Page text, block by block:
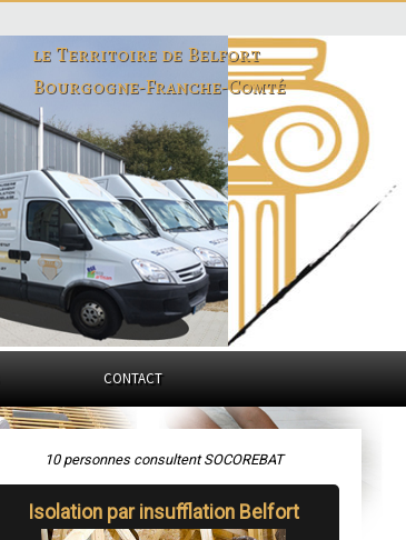
le Territoire de Belfort
Bourgogne-Franche-Comté
CONTACT
10 personnes consultent SOCOREBAT
Isolation par insufflation Belfort